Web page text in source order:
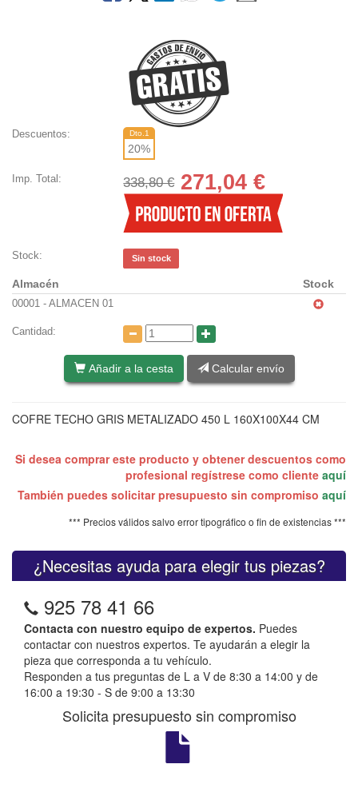
Descuentos: Dto.1
20%
Imp. Total: 338,80 € 271,04 €
Stock: Sin stock
Almacén Stock
00001 - ALMACEN 01
Cantidad:
Añadir a la cesta Calcular envío
COFRE TECHO GRIS METALIZADO 450 L 160X100X44 CM
Si desea comprar este producto y obtener descuentos como
profesional regístrese como cliente aquí
También puedes solicitar presupuesto sin compromiso aquí
*** Precios válidos salvo error tipográfico o fin de existencias ***
¿Necesitas ayuda para elegir tus piezas?
925 78 41 66
Contacta con nuestro equipo de expertos. Puedes
contactar con nuestros expertos. Te ayudarán a elegir la
pieza que corresponda a tu vehículo.
Responden a tus preguntas de L a V de 8:30 a 14:00 y de
16:00 a 19:30 - S de 9:00 a 13:30
Solicita presupuesto sin compromiso